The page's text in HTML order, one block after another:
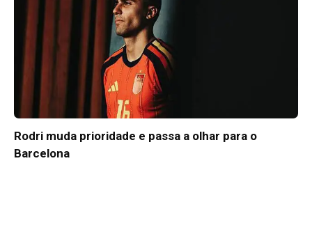
Rodri muda prioridade e passa a olhar para o
Barcelona